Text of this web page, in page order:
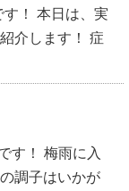
！ 本日は、実
介します！ 症
す！ 梅雨に入
調子はいかが